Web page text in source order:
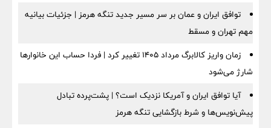
توافق ایران و عمان بر سر مسیر جدید تنگه هرمز | جزئیات بیانیه
مهم تهران و مسقط
زمان واریز کالابرگ مرداد ۱۴۰۵ تغییر کرد | فردا حساب این خانوارها
شارژ می‌شود
آیا توافق ایران و آمریکا نزدیک است؟ | پشت‌پرده تبادل
پیش‌نویس‌ها و شرط بازگشایی تنگه هرمز